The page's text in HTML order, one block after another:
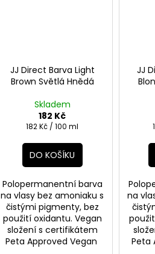
JJ Direct Barva Light
Brown Světlá Hnědá
Skladem
182 Kč
Měrná
182 Kč / 100 ml
DO KOŠÍKU
Polopermanentní barva
na vlasy bez amoniaku s
čistými pigmenty, bez
použití oxidantu. Vegan
složení s certifikátem
Peta Approved Vegan
JJ
na
Peta